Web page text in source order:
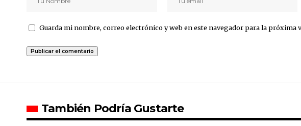
Guarda mi nombre, correo electrónico y web en este navegador para la próxima
También Podría Gustarte